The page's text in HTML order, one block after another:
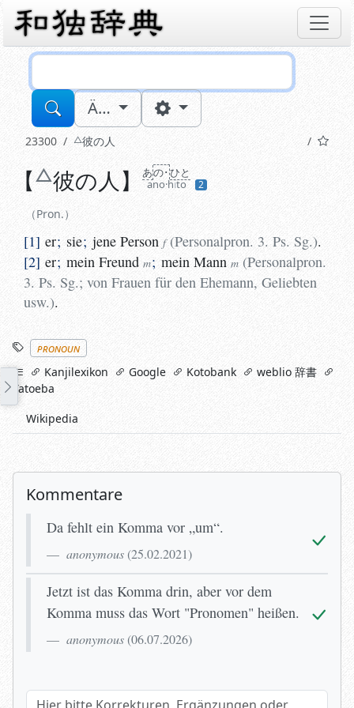
Ä…
23300 彼の人
Pron.
【 彼の人】 あの･ひと
ano·hito 2
Pron.
1 er; sie; jene Person f (Personalpron. 3. Ps. Sg.).
2 er; mein Freund m; mein Mann m (Personalpron.
3. Ps. Sg.; von Frauen für den Ehemann, Geliebten
usw.).
Stichworte
pronoun
linksKanjilexikon Google Kotobank
weblio 辞書
Tatoeba
Wikipedia
Kommentare
Da fehlt ein Komma vor „um“.
anonymous (25.02.2021)
Jetzt ist das Komma drin, aber vor dem
Komma muss das Wort "Pronomen" heißen.
anonymous (06.07.2026)
Hier bitte Korrekturen, Ergänzungen oder